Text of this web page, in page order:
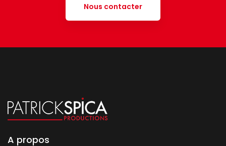
Nous contacter
A propos